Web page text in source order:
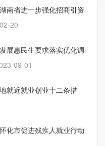
南省进一步强化招商引资
20
展惠民生要求落实优化调
09-01
就近就业创业十二条措
化市促进残疾人就业行动